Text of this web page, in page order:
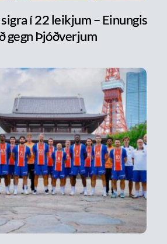
í 22 leikjum – Einungis
gegn Þjóðverjum